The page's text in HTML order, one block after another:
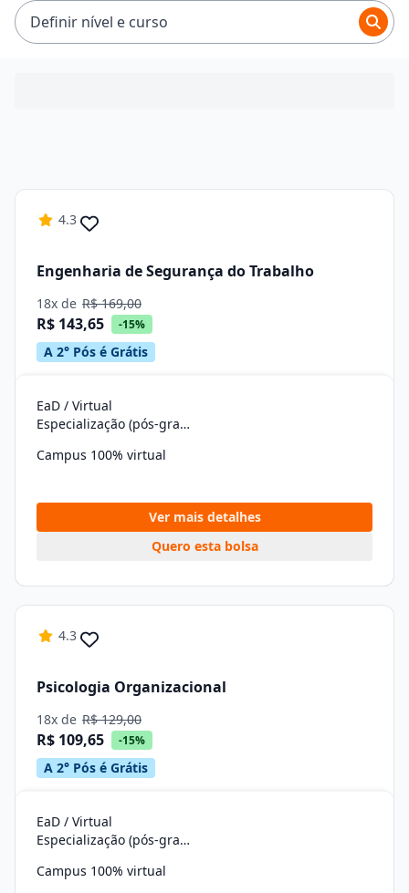
ficam entre R$ 92,65 e R$ 194,65.
Definir nível e curso
4.3
Engenharia de Segurança do Trabalho
18x de R$ 169,00
R$ 143,65 -15%
A 2° Pós é Grátis
EaD / Virtual
Especialização (pós-graduação)
Campus 100% virtual
Ver mais detalhes
Quero esta bolsa
4.3
Psicologia Organizacional
18x de R$ 129,00
R$ 109,65 -15%
A 2° Pós é Grátis
EaD / Virtual
Especialização (pós-graduação)
Campus 100% virtual